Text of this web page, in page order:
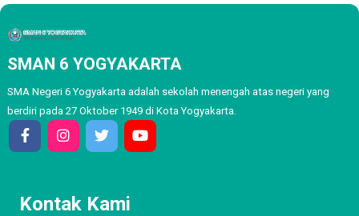
SMAN 6 YOGYAKARTA
SMA Negeri 6 Yogyakarta adalah sekolah menengah atas negeri yang
berdiri pada 27 Oktober 1949 di Kota Yogyakarta.
Kontak Kami